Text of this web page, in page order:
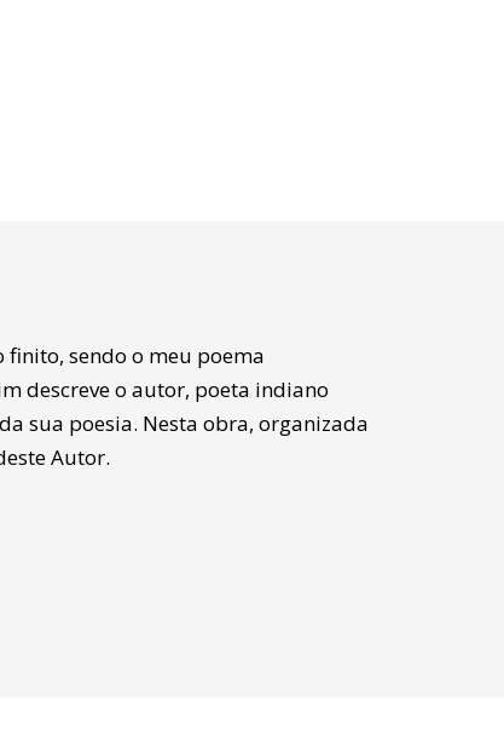
sendo o meu poema
descreve o autor, poeta indiano
sua poesia. Nesta obra, organizada
Autor.